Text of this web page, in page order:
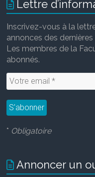
Lettre
Inscrivez-vous à la
annonces des
Les membres de la
abonnés.
* Obligatoire
Annoncer un